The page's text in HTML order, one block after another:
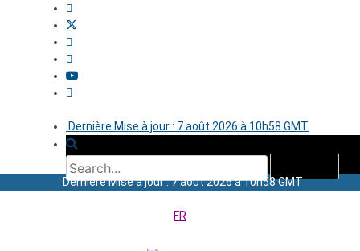
Dernière Mise à jour : 7 août 2026 à 10h58 GMT
Dernière Mise à jour : 7 août 2026 à 10h58 GMT
FR